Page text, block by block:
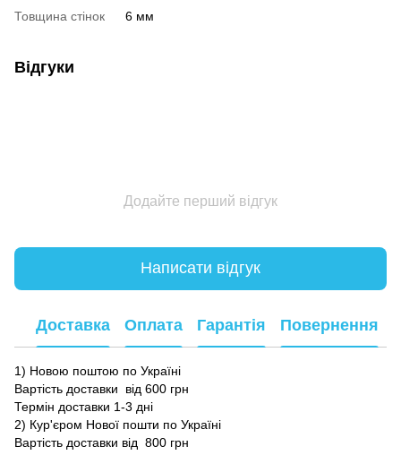
Товщина стінок 6 мм
Відгуки
Додайте перший відгук
Написати відгук
Доставка Оплата Гарантія Повернення
1) Новою поштою по Україні
Вартість доставки від 600 грн
Термін доставки 1-3 дні
2) Кур'єром Нової пошти по Україні
Вартість доставки від 800 грн